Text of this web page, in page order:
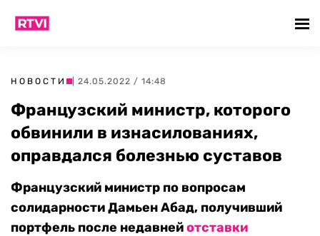
НОВОСТИ | 24.05.2022 / 14:48
Французский министр, которого
обвинили в изнасилованиях,
оправдался болезнью суставов
Французский министр по вопросам
солидарности Дамьен Абад, получивший
портфель после недавнейотставки